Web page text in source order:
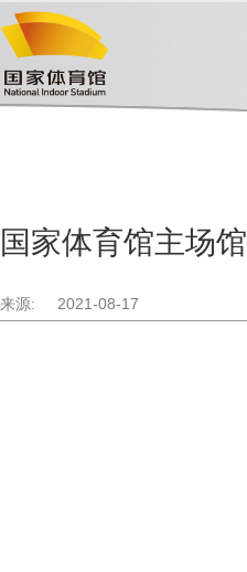
国家体育馆主场馆
来源: 2021-08-17